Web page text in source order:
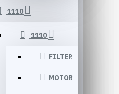
1110
1110
FILTER
MOTOR